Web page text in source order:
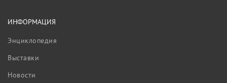
ИНФОРМАЦИЯ
Энциклопедия
Выставки
Новости